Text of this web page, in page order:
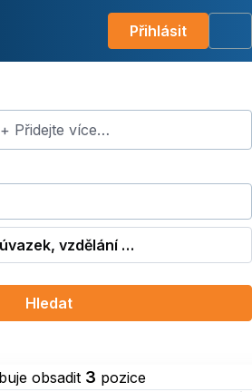
Přihlásit
+ Přidejte více…
vzdělání …
Hledat
obsadit 3 pozice